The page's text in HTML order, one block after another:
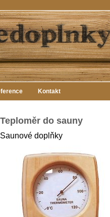
Kontakt
Teploměr do sauny
Saunové doplňky